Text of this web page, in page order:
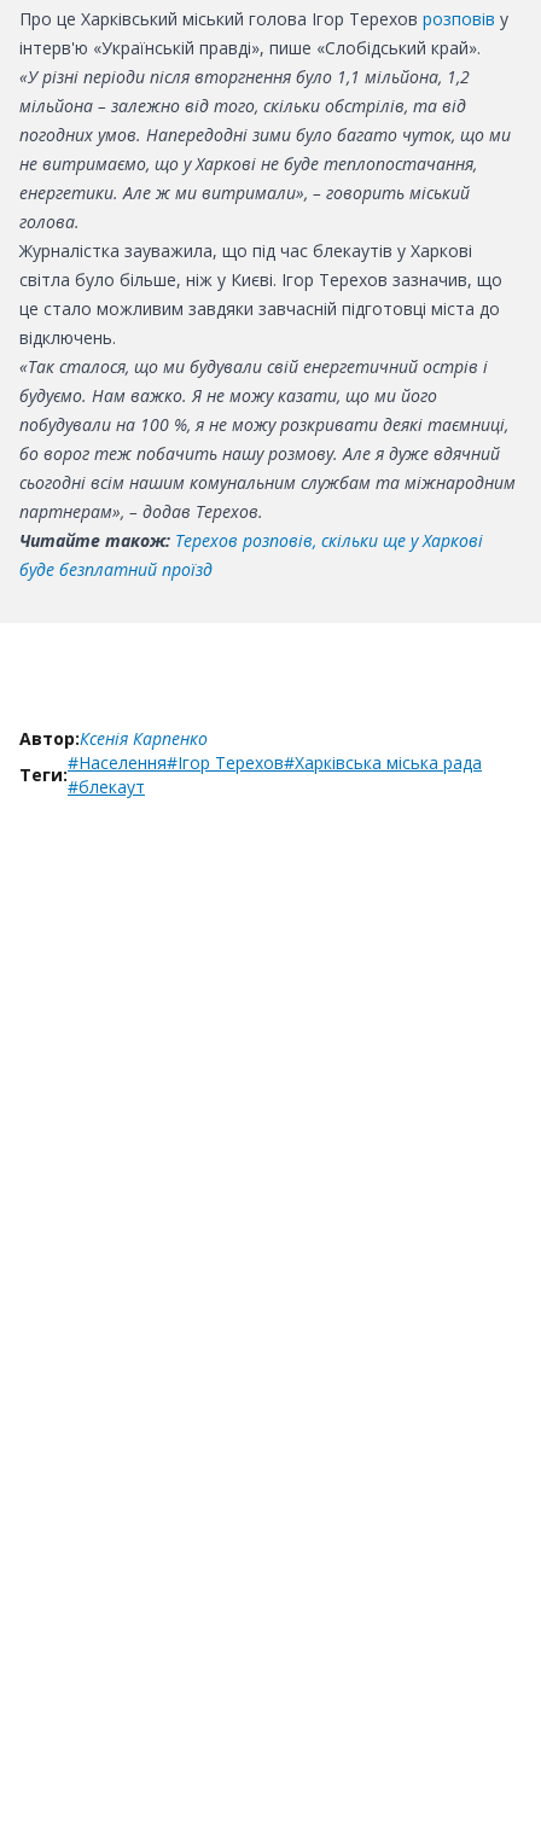
Про це Харківський міський голова Ігор Терехов розповів у
інтерв'ю «Українській правді», пише «Слобідський край».
«У різні періоди після вторгнення було 1,1 мільйона, 1,2
мільйона – залежно від того, скільки обстрілів, та від
погодних умов. Напередодні зими було багато чуток, що ми
не витримаємо, що у Харкові не буде теплопостачання,
енергетики. Але ж ми витримали», – говорить міський
голова.
Журналістка зауважила, що під час блекаутів у Харкові
світла було більше, ніж у Києві. Ігор Терехов зазначив, що
це стало можливим завдяки завчасній підготовці міста до
відключень.
«Так сталося, що ми будували свій енергетичний острів і
будуємо. Нам важко. Я не можу казати, що ми його
побудували на 100 %, я не можу розкривати деякі таємниці,
бо ворог теж побачить нашу розмову. Але я дуже вдячний
сьогодні всім нашим комунальним службам та міжнародним
партнерам», – додав Терехов.
Читайте також: Терехов розповів, скільки ще у Харкові
буде безплатний проїзд
Автор:Ксенія Карпенко
Теги:
#Населення#Ігор Терехов#Харківська міська рада
#блекаут